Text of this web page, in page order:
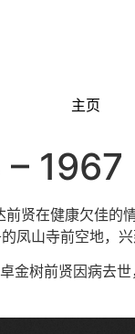
主页
1967
前贤在健康欠佳的
凤山寺前空地，
金树前贤因病去